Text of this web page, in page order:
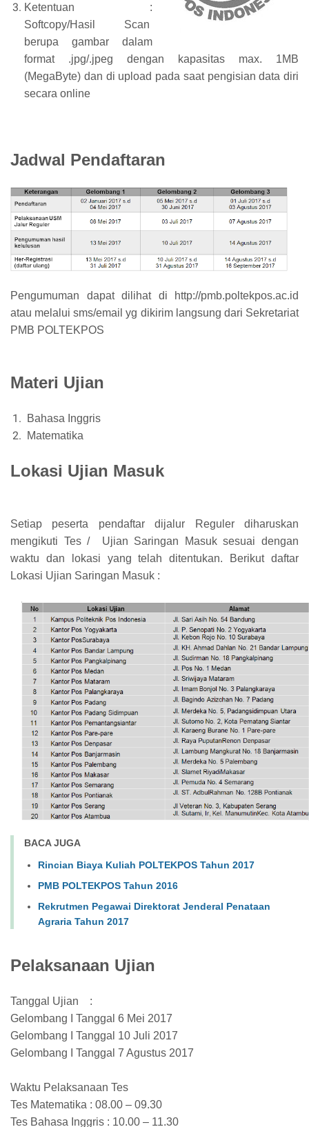
Ketentuan :
Softcopy/Hasil Scan
berupa gambar dalam
format .jpg/.jpeg dengan kapasitas max. 1MB
(MegaByte) dan di upload pada saat pengisian data diri
secara online
Jadwal Pendaftaran
Pengumuman dapat dilihat di http://pmb.poltekpos.ac.id
atau melalui sms/email yg dikirim langsung dari Sekretariat
PMB POLTEKPOS
Materi Ujian
Bahasa Inggris
Matematika
Lokasi Ujian Masuk
Setiap peserta pendaftar dijalur Reguler diharuskan
mengikuti Tes / Ujian Saringan Masuk sesuai dengan
waktu dan lokasi yang telah ditentukan. Berikut daftar
Lokasi Ujian Saringan Masuk :
BACA JUGA
Rincian Biaya Kuliah POLTEKPOS Tahun 2017
PMB POLTEKPOS Tahun 2016
Rekrutmen Pegawai Direktorat Jenderal Penataan
Agraria Tahun 2017
Pelaksanaan Ujian
Tanggal Ujian :
Gelombang I Tanggal 6 Mei 2017
Gelombang I Tanggal 10 Juli 2017
Gelombang I Tanggal 7 Agustus 2017
Waktu Pelaksanaan Tes
Tes Matematika : 08.00 – 09.30
Tes Bahasa Inggris : 10.00 – 11.30